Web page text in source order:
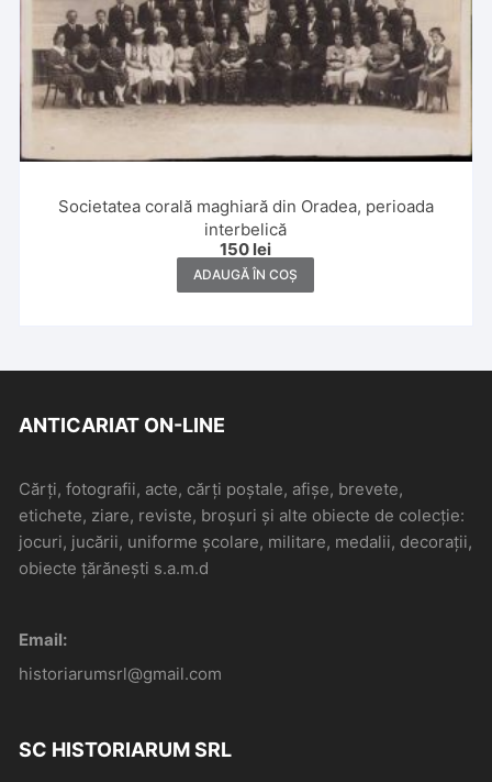
Societatea corală maghiară din Oradea, perioada
interbelică
150 lei
ADAUGĂ ÎN COȘ
ANTICARIAT ON-LINE
Cărți, fotografii, acte, cărți poștale, afișe, brevete,
etichete, ziare, reviste, broșuri și alte obiecte de colecție:
jocuri, jucării, uniforme școlare, militare, medalii, decorații,
obiecte țărănești s.a.m.d
Email:
historiarumsrl@gmail.com
SC HISTORIARUM SRL